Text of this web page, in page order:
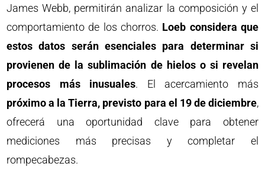
James Webb, permitirán analizar la composición y el
comportamiento de los chorros. Loeb considera que
estos datos serán esenciales para determinar si
provienen de la sublimación de hielos o si revelan
procesos más inusuales. El acercamiento más
próximo a la Tierra, previsto para el 19 de diciembre,
ofrecerá una oportunidad clave para obtener
mediciones más precisas y completar el
rompecabezas.